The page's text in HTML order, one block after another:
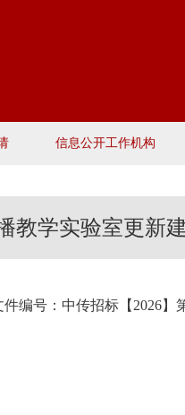
信息公开工作机构
教学实验室更新
件编号：中传招标【2026】